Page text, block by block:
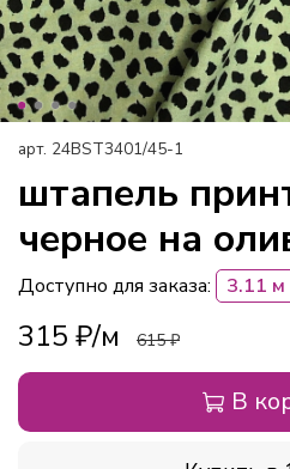
арт. 24BST3401/45-1
штапель
черное на
Доступно для заказа: 3.11 м
315 ₽ 615 ₽
В